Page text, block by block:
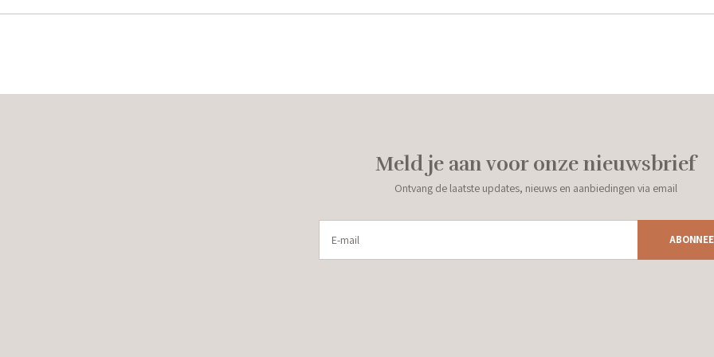
Meld je aan voor onze nieuwsbrief
Ontvang de laatste updates, nieuws en aanbiedingen via email